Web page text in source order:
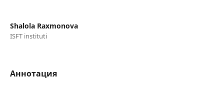
Shalola Raxmonova
ISFT instituti
Аннотация